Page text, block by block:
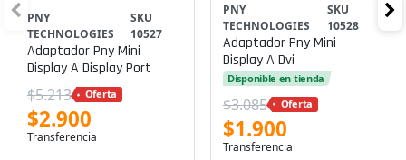
PNY
TECHNOLOGIES
SKU
10527
Adaptador Pny Mini
Display A Display Port
$5.213 Oferta
$2.900
Transferencia
PNY
TECHNOLOGIES
SKU
10528
Adaptador Pny Mini
Display A Dvi
Disponible en tienda
$3.085 Oferta
$1.900
Transferencia